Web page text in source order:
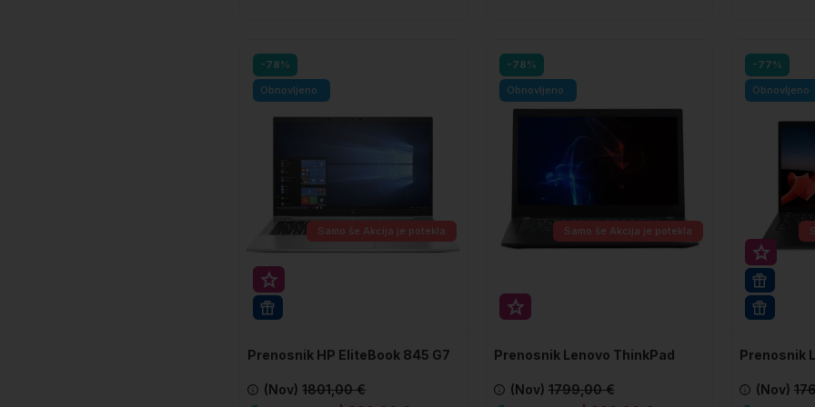
V košarico Primerjaj V košarico Primerjaj V
-78%
Obnovljeno
Samo še Akcija je potekla
Prenosnik HP EliteBook 845 G7
(Nov)1801,00 €
-78%
Obnovljeno
Samo še Akcija je potekla
Prenosnik Lenovo ThinkPad
(Nov) 1799,00 €
-77%
Obnovljeno
Super
Prenosnik
(Nov)